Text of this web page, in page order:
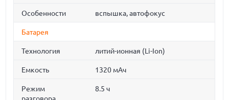
Особенности вспышка, автофокус
Батарея
Технология литий-ионная (Li-Ion)
Емкость 1320 мАч
Режим
8.5 ч